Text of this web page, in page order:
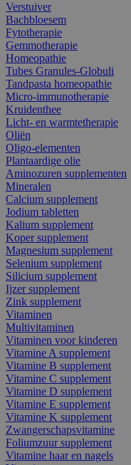
Verstuiver
Bachbloesem
Fytotherapie
Gemmotherapie
Homeopathie
Tubes Granules-Globuli
Tandpasta homeopathie
Micro-immunotherapie
Kruidenthee
Licht- en warmtetherapie
Oliën
Oligo-elementen
Plantaardige olie
Aminozuren supplementen
Mineralen
Calcium supplement
Jodium tabletten
Kalium supplement
Koper supplement
Magnesium supplement
Selenium supplement
Silicium supplement
Ijzer supplement
Zink supplement
Vitaminen
Multivitaminen
Vitaminen voor kinderen
Vitamine A supplement
Vitamine B supplement
Vitamine C supplement
Vitamine D supplement
Vitamine E supplement
Vitamine K supplement
Zwangerschapsvitamine
Foliumzuur supplement
Vitamine haar en nagels